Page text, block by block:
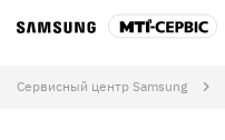
Сервисный центр Samsung